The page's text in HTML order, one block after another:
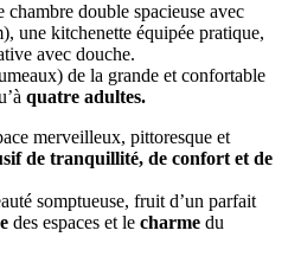
double spacieuse avec
une kitchenette équipée pratique,
avec douche.
de la grande et confortable
quatre adultes.
merveilleux, pittoresque et
de tranquillité, de confort et de
somptueuse, fruit d’un parfait
des espaces et le charme du